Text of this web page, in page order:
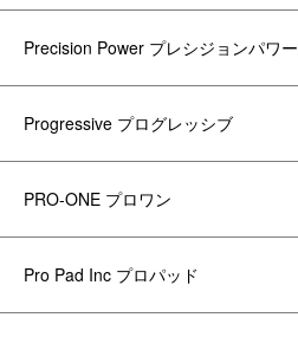
Precision Power プレシジョンパワー
Progressive プログレッシブ
PRO-ONE プロワン
Pro Pad Inc プロパッド